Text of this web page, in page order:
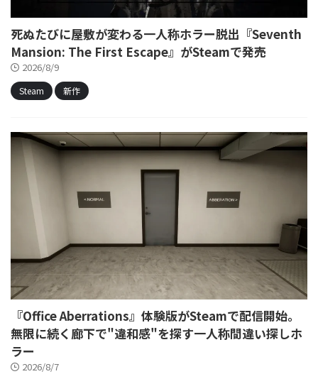
死ぬたびに屋敷が変わる一人称ホラー脱出『Seventh
Mansion: The First Escape』がSteamで発売
2026/8/9
Steam 新作
『Office Aberrations』体験版がSteamで配信開始。
無限に続く廊下で"違和感"を探す一人称間違い探しホ
ラー
2026/8/7